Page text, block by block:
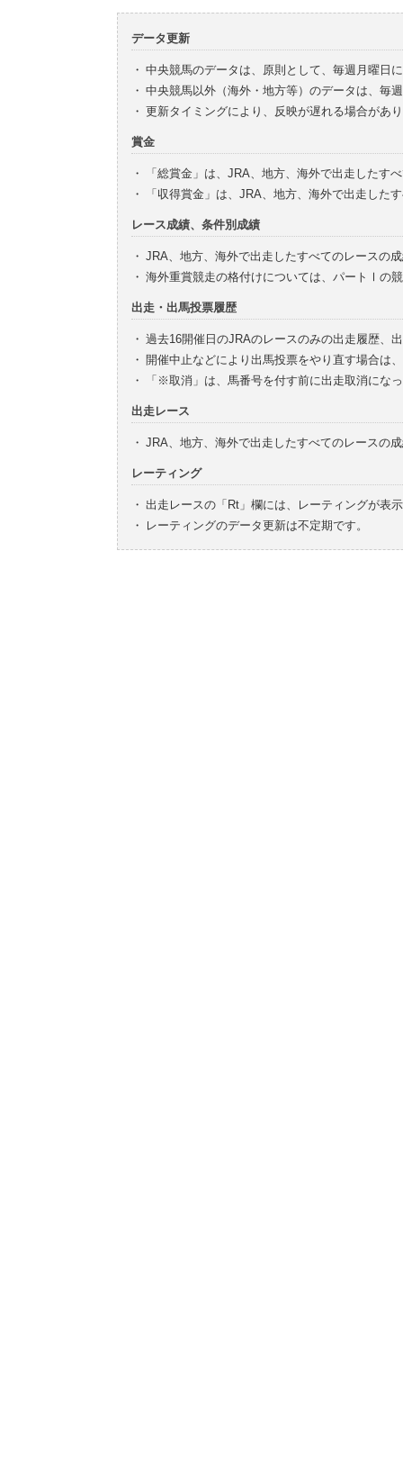
データ更新
・ 中央競馬のデータは、原則として、毎週月曜日
・ 中央競馬以外（海外・地方等）のデータは、毎
・ 更新タイミングにより、反映が遅れる場合があ
賞金
・
「総賞金」は、JRA、地方、海外で出走したす
・
「収得賞金」は、JRA、地方、海外で出走した
レース成績、条件別成績
・ JRA、地方、海外で出走したすべてのレースの
・ 海外重賞競走の格付けについては、パートⅠの
出走・出馬投票履歴
・ 過去16開催日のJRAのレースのみの出走履歴、
・ 開催中止などにより出馬投票をやり直す場合は
・
「※取消」は、馬番号を付す前に出走取消にな
出走レース
・ JRA、地方、海外で出走したすべてのレースの
レーティング
・ 出走レースの「Rt」欄には、レーティングが表
・
レーティングのデータ更新は不定期です。